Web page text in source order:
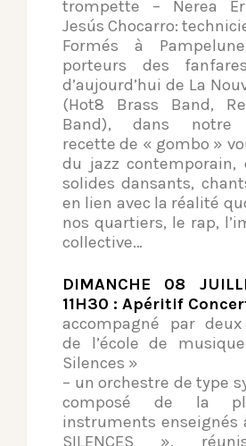
trompette – Nerea
Jesús Chocarro:
Formés à
porteurs des
d’aujourd’hui de La
(Hot8 Brass Band,
Band), dans notre
recette de « gombo »
du jazz contemporain,
solides dansants,
en lien avec la réalité
nos quartiers, le rap,
collective…
DIMANCHE 08
11H30 : Apéritif
accompagné par
de l’école de
Silences »
– un orchestre de type
composé de la
instruments enseignés
SILENCES »,